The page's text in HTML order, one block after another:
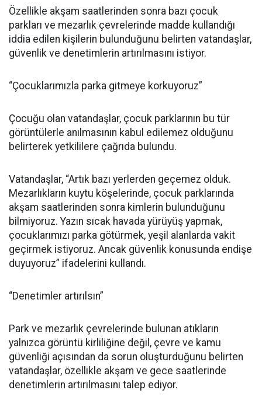
Özellikle akşam saatlerinden sonra bazı çocuk
parkları ve mezarlık çevrelerinde madde kullandığı
iddia edilen kişilerin bulunduğunu belirten vatandaşlar,
güvenlik ve denetimlerin artırılmasını istiyor.
“Çocuklarımızla parka gitmeye korkuyoruz”
Çocuğu olan vatandaşlar, çocuk parklarının bu tür
görüntülerle anılmasının kabul edilemez olduğunu
belirterek yetkililere çağrıda bulundu.
Vatandaşlar, “Artık bazı yerlerden geçemez olduk.
Mezarlıkların kuytu köşelerinde, çocuk parklarında
akşam saatlerinden sonra kimlerin bulunduğunu
bilmiyoruz. Yazın sıcak havada yürüyüş yapmak,
çocuklarımızı parka götürmek, yeşil alanlarda vakit
geçirmek istiyoruz. Ancak güvenlik konusunda endişe
duyuyoruz” ifadelerini kullandı.
“Denetimler artırılsın”
Park ve mezarlık çevrelerinde bulunan atıkların
yalnızca görüntü kirliliğine değil, çevre ve kamu
güvenliği açısından da sorun oluşturduğunu belirten
vatandaşlar, özellikle akşam ve gece saatlerinde
denetimlerin artırılmasını talep ediyor.